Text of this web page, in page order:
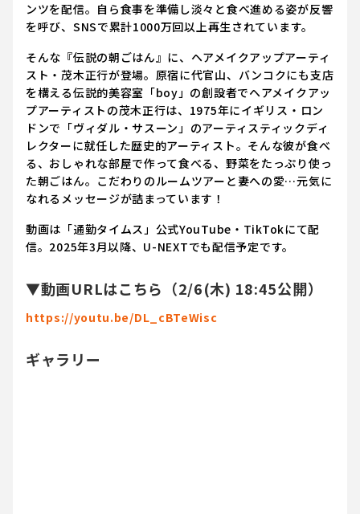
ンツを配信。自ら食事を準備し淡々と食べ進める姿が反響
を呼び、SNSで累計1000万回以上再生されています。
そんな『伝説の朝ごはん』に、ヘアメイクアップアーティ
スト・茂木正行が登場。原宿に代官山、バンコクにも支店
を構える伝説的美容室「boy」の創設者でヘアメイクアッ
プアーティストの茂木正行は、1975年にイギリス・ロン
ドンで「ヴィダル・サスーン」のアーティスティックディ
レクターに就任した歴史的アーティスト。そんな彼が食べ
る、おしゃれな部屋で作って食べる、野菜をたっぷり使っ
た朝ごはん。こだわりのルームツアーと妻への愛…元気に
なれるメッセージが詰まっています！
動画は「通勤タイムス」公式YouTube・TikTokにて配
信。2025年3月以降、U-NEXTでも配信予定です。
▼動画URLはこちら（2/6(木) 18:45公開）
https://youtu.be/DL_cBTeWisc
ギャラリー